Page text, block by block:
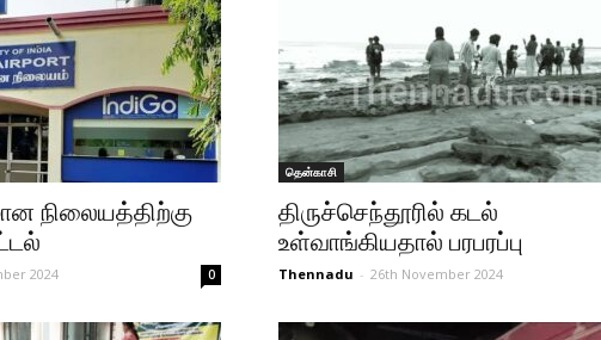
நிலையத்திற்கு
2024 0
தென்காசி
திருச்செந்தூரில் கடல்
உள்வாங்கியதால் பரபரப்பு
Thennadu - 26th November 2024